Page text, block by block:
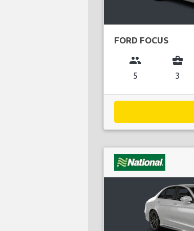
FORD FOCUS
group
5
business_center
3